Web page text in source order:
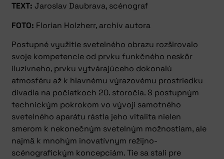
TEXT:Jaroslav Daubrava, scénograf
FOTO: Florian Holzherr, archív autora
Postupné využitie svetelného obrazu rozširovalo
svoje kompetencie od prvku funkčného neskôr
iluzívneho, prvku vytvárajúceho dokonalú
atmosféru až k hlavnému výrazovému prostriedku
divadla na počiatkoch 20. storočia. S postupným
technickým pokrokom vo vývoji samotného
svetelného aparátu rástla jeho vitalita nielen
smerom k nekonečným svetelným možnostiam, ale
najmä k mnohým inovatívnym režijno-
scénografickým koncepciám. Tie sa stali pre